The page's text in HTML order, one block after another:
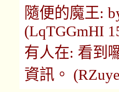
隨便的魔王:
(LqTGGmHI
有人在: 看到
資訊。